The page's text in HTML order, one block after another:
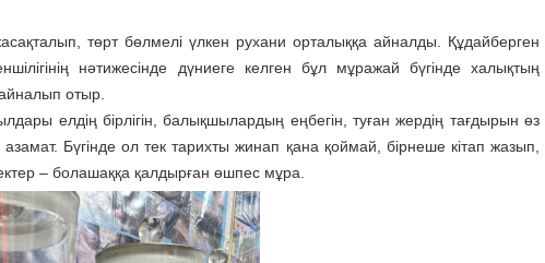
төрт бөлмелі үлкен рухани орталыққа айналды. Құдайберген
нәтижесінде дүниеге келген бұл мұражай бүгінде халықтың
отыр.
елдің бірлігін, балықшылардың еңбегін, туған жердің тағдырын өз
азамат. Бүгінде ол тек тарихты жинап қана қоймай, бірнеше кітап жазып,
– болашаққа қалдырған өшпес мұра.